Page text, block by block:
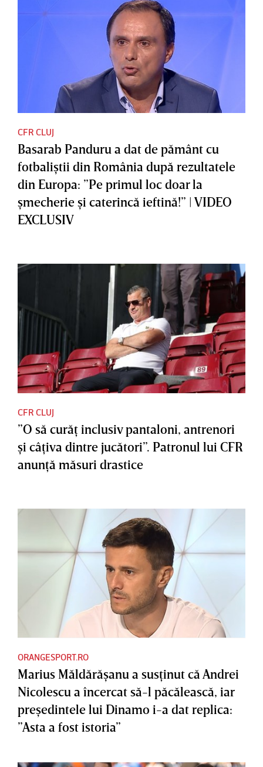
CFR CLUJ
Basarab Panduru a dat de pământ cu
fotbaliştii din România după rezultatele
din Europa: ”Pe primul loc doar la
şmecherie şi caterincă ieftină!” | VIDEO
EXCLUSIV
CFR CLUJ
”O să curăţ inclusiv pantaloni, antrenori
şi câţiva dintre jucători”. Patronul lui CFR
anunţă măsuri drastice
ORANGESPORT.RO
Marius Măldărăşanu a susţinut că Andrei
Nicolescu a încercat să-l păcălească, iar
preşedintele lui Dinamo i-a dat replica:
”Asta a fost istoria”